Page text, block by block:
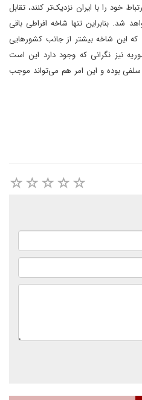
خود را با ایران نزدیک‌تر کنند، تقابل
شد. بنابراین تنها شاخه افراطی باقی
این شاخه بیشتر از جانب کشورهایی
نیز نگرانی که وجود دارد این است
بوده و این امر هم می‌تواند موجب